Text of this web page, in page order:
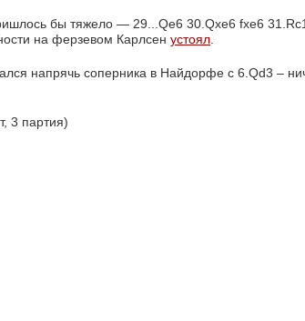
бы тяжело — 29...Qe6 30.Qxe6 fxe6
на ферзевом Карлсен устоял
напрячь соперника в Найдорфе с 6.Qd3 –
3 партия)